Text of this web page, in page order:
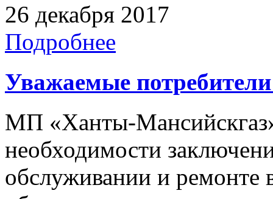
26 декабря 2017
Подробнее
Уважаемые потребители
МП «Ханты-
необходимости
обслуживании и ремонте